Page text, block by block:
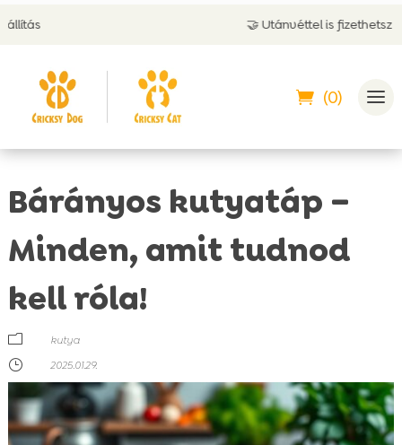
🤝 Utánvéttel is fizethetsz
(0)
Bárányos kutyatáp –
Minden, amit tudnod
kell róla!
m
kutya
}
2025.01.29.